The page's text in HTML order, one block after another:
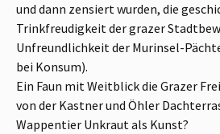
und dann zensiert wurden, die
Trinkfreudigkeit der grazer
Unfreundlichkeit der Murinsel-
bei Konsum).
Ein Faun mit Weitblickdie Grazer
von der Kastner und Öhler
Wappentier Unkraut als Kunst?